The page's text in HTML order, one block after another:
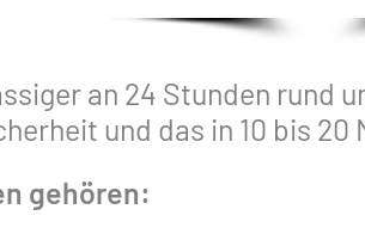
an 24 Stunden rund
und das in 10 bis 20
gehören: